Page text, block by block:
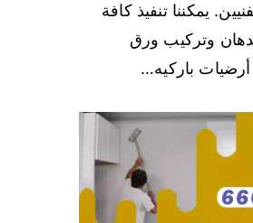
يمكننا تنفيذ كافة
وتركيب ورق
باركيه…